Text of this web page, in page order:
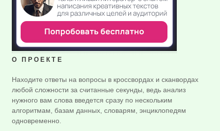
О ПРОЕКТЕ
Находите ответы на вопросы в кроссвордах и сканвордах
любой сложности за считанные секунды, ведь анализ
нужного вам слова введется сразу по нескольким
алгоритмам, базам данных, словарям, энциклопедям
одновременно.